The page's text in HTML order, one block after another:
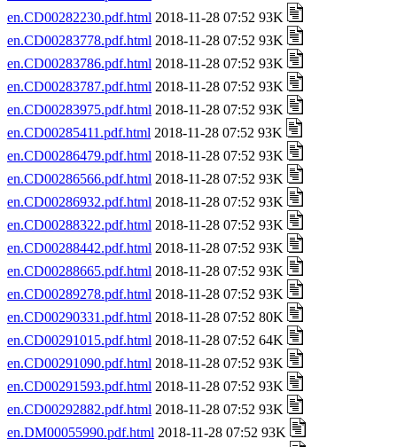
en.CD00282230.pdf.html 2018-11-28 07:52 93K
en.CD00283778.pdf.html 2018-11-28 07:52 93K
en.CD00283786.pdf.html 2018-11-28 07:52 93K
en.CD00283787.pdf.html 2018-11-28 07:52 93K
en.CD00283975.pdf.html 2018-11-28 07:52 93K
en.CD00285411.pdf.html 2018-11-28 07:52 93K
en.CD00286479.pdf.html 2018-11-28 07:52 93K
en.CD00286566.pdf.html 2018-11-28 07:52 93K
en.CD00286932.pdf.html 2018-11-28 07:52 93K
en.CD00288322.pdf.html 2018-11-28 07:52 93K
en.CD00288442.pdf.html 2018-11-28 07:52 93K
en.CD00288665.pdf.html 2018-11-28 07:52 93K
en.CD00289278.pdf.html 2018-11-28 07:52 93K
en.CD00290331.pdf.html 2018-11-28 07:52 80K
en.CD00291015.pdf.html 2018-11-28 07:52 64K
en.CD00291090.pdf.html 2018-11-28 07:52 93K
en.CD00291593.pdf.html 2018-11-28 07:52 93K
en.CD00292882.pdf.html 2018-11-28 07:52 93K
en.DM00055990.pdf.html 2018-11-28 07:52 93K